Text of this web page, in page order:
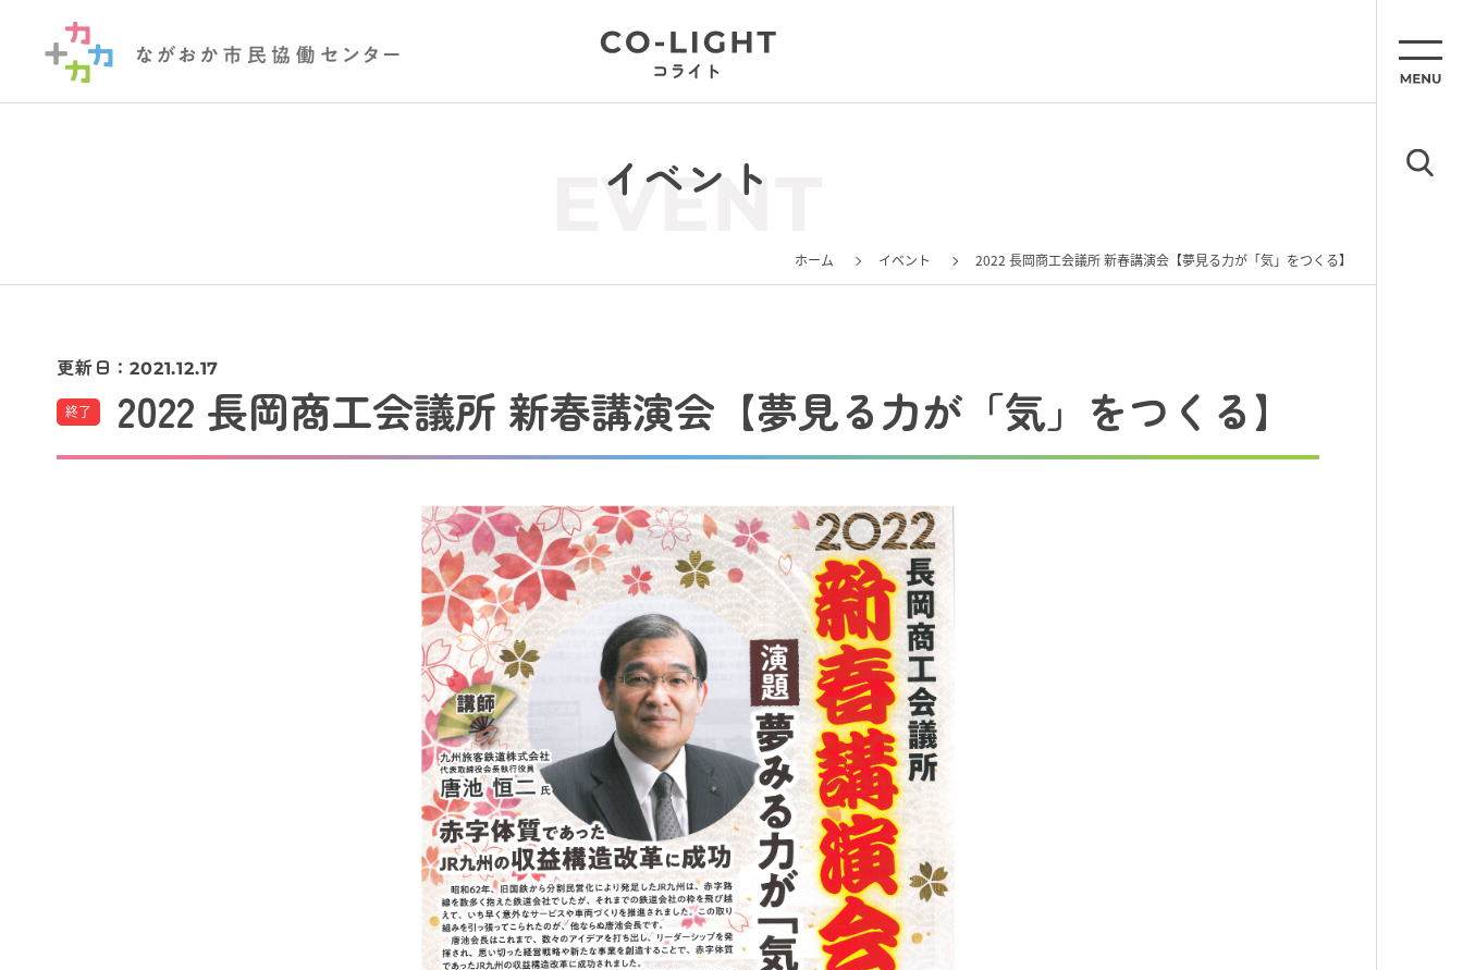
イベント
EVENT
ホーム イベント 2022 長岡商工会議所 新春講演会【夢見る力が「気」をつくる】
更新日：2021.12.17
終了 2022 長岡商工会議所 新春講演会【夢見る力が「気」をつくる】